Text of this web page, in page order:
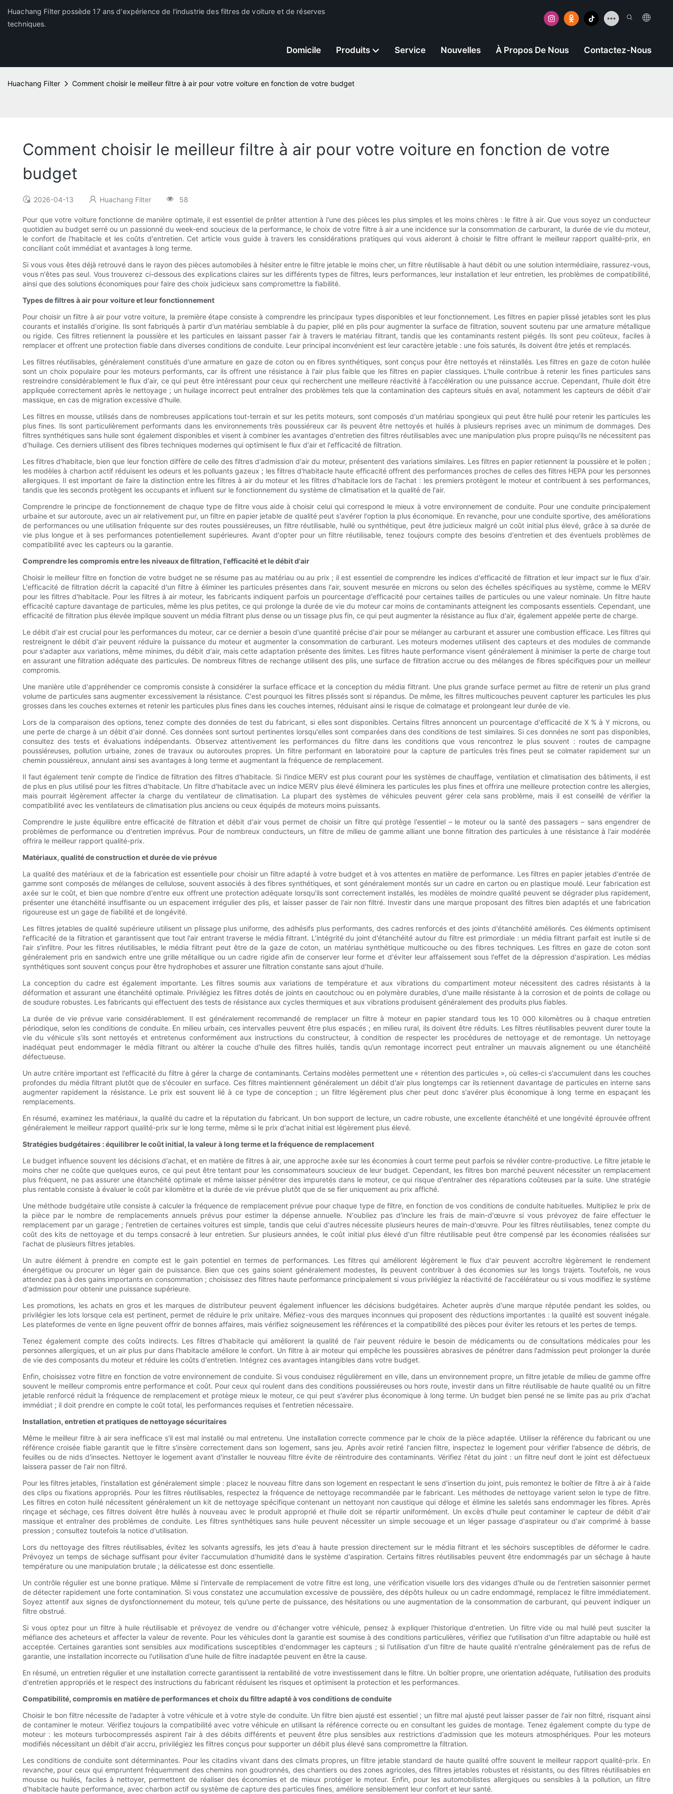
Huachang Filter possède 17 ans d'expérience de l'industrie des filtres de voiture et de réserves
techniques.
Domicile Produits Service Nouvelles À Propos De Nous Contactez-Nous
Huachang Filter Comment choisir le meilleur filtre à air pour votre voiture en fonction de votre budget
Comment choisir le meilleur filtre à air pour votre voiture en fonction de votre
budget
2026-04-13 Huachang Filter 58
Pour que votre voiture fonctionne de manière optimale, il est essentiel de prêter attention à l'une des pièces les plus simples et les moins chères : le filtre à air. Que vous soyez un conducteur
quotidien au budget serré ou un passionné du week-end soucieux de la performance, le choix de votre filtre à air a une incidence sur la consommation de carburant, la durée de vie du moteur,
le confort de l'habitacle et les coûts d'entretien. Cet article vous guide à travers les considérations pratiques qui vous aideront à choisir le filtre offrant le meilleur rapport qualité-prix, en
conciliant coût immédiat et avantages à long terme.
Si vous vous êtes déjà retrouvé dans le rayon des pièces automobiles à hésiter entre le filtre jetable le moins cher, un filtre réutilisable à haut débit ou une solution intermédiaire, rassurez-vous,
vous n'êtes pas seul. Vous trouverez ci-dessous des explications claires sur les différents types de filtres, leurs performances, leur installation et leur entretien, les problèmes de compatibilité,
ainsi que des solutions économiques pour faire des choix judicieux sans compromettre la fiabilité.
Types de filtres à air pour voiture et leur fonctionnement
Pour choisir un filtre à air pour votre voiture, la première étape consiste à comprendre les principaux types disponibles et leur fonctionnement. Les filtres en papier plissé jetables sont les plus
courants et installés d'origine. Ils sont fabriqués à partir d'un matériau semblable à du papier, plié en plis pour augmenter la surface de filtration, souvent soutenu par une armature métallique
ou rigide. Ces filtres retiennent la poussière et les particules en laissant passer l'air à travers le matériau filtrant, tandis que les contaminants restent piégés. Ils sont peu coûteux, faciles à
remplacer et offrent une protection fiable dans diverses conditions de conduite. Leur principal inconvénient est leur caractère jetable : une fois saturés, ils doivent être jetés et remplacés.
Les filtres réutilisables, généralement constitués d'une armature en gaze de coton ou en fibres synthétiques, sont conçus pour être nettoyés et réinstallés. Les filtres en gaze de coton huilée
sont un choix populaire pour les moteurs performants, car ils offrent une résistance à l'air plus faible que les filtres en papier classiques. L'huile contribue à retenir les fines particules sans
restreindre considérablement le flux d'air, ce qui peut être intéressant pour ceux qui recherchent une meilleure réactivité à l'accélération ou une puissance accrue. Cependant, l'huile doit être
appliquée correctement après le nettoyage ; un huilage incorrect peut entraîner des problèmes tels que la contamination des capteurs situés en aval, notamment les capteurs de débit d'air
massique, en cas de migration excessive d'huile.
Les filtres en mousse, utilisés dans de nombreuses applications tout-terrain et sur les petits moteurs, sont composés d'un matériau spongieux qui peut être huilé pour retenir les particules les
plus fines. Ils sont particulièrement performants dans les environnements très poussiéreux car ils peuvent être nettoyés et huilés à plusieurs reprises avec un minimum de dommages. Des
filtres synthétiques sans huile sont également disponibles et visent à combiner les avantages d'entretien des filtres réutilisables avec une manipulation plus propre puisqu'ils ne nécessitent pas
d'huilage. Ces derniers utilisent des fibres techniques modernes qui optimisent le flux d'air et l'efficacité de filtration.
Les filtres d'habitacle, bien que leur fonction diffère de celle des filtres d'admission d'air du moteur, présentent des variations similaires. Les filtres en papier retiennent la poussière et le pollen ;
les modèles à charbon actif réduisent les odeurs et les polluants gazeux ; les filtres d'habitacle haute efficacité offrent des performances proches de celles des filtres HEPA pour les personnes
allergiques. Il est important de faire la distinction entre les filtres à air du moteur et les filtres d'habitacle lors de l'achat : les premiers protègent le moteur et contribuent à ses performances,
tandis que les seconds protègent les occupants et influent sur le fonctionnement du système de climatisation et la qualité de l'air.
Comprendre le principe de fonctionnement de chaque type de filtre vous aide à choisir celui qui correspond le mieux à votre environnement de conduite. Pour une conduite principalement
urbaine et sur autoroute, avec un air relativement pur, un filtre en papier jetable de qualité peut s'avérer l'option la plus économique. En revanche, pour une conduite sportive, des améliorations
de performances ou une utilisation fréquente sur des routes poussiéreuses, un filtre réutilisable, huilé ou synthétique, peut être judicieux malgré un coût initial plus élevé, grâce à sa durée de
vie plus longue et à ses performances potentiellement supérieures. Avant d'opter pour un filtre réutilisable, tenez toujours compte des besoins d'entretien et des éventuels problèmes de
compatibilité avec les capteurs ou la garantie.
Comprendre les compromis entre les niveaux de filtration, l'efficacité et le débit d'air
Choisir le meilleur filtre en fonction de votre budget ne se résume pas au matériau ou au prix ; il est essentiel de comprendre les indices d'efficacité de filtration et leur impact sur le flux d'air.
L'efficacité de filtration décrit la capacité d'un filtre à éliminer les particules présentes dans l'air, souvent mesurée en microns ou selon des échelles spécifiques au système, comme le MERV
pour les filtres d'habitacle. Pour les filtres à air moteur, les fabricants indiquent parfois un pourcentage d'efficacité pour certaines tailles de particules ou une valeur nominale. Un filtre haute
efficacité capture davantage de particules, même les plus petites, ce qui prolonge la durée de vie du moteur car moins de contaminants atteignent les composants essentiels. Cependant, une
efficacité de filtration plus élevée implique souvent un média filtrant plus dense ou un tissage plus fin, ce qui peut augmenter la résistance au flux d'air, également appelée perte de charge.
Le débit d'air est crucial pour les performances du moteur, car ce dernier a besoin d'une quantité précise d'air pour se mélanger au carburant et assurer une combustion efficace. Les filtres qui
restreignent le débit d'air peuvent réduire la puissance du moteur et augmenter la consommation de carburant. Les moteurs modernes utilisent des capteurs et des modules de commande
pour s'adapter aux variations, même minimes, du débit d'air, mais cette adaptation présente des limites. Les filtres haute performance visent généralement à minimiser la perte de charge tout
en assurant une filtration adéquate des particules. De nombreux filtres de rechange utilisent des plis, une surface de filtration accrue ou des mélanges de fibres spécifiques pour un meilleur
compromis.
Une manière utile d'appréhender ce compromis consiste à considérer la surface efficace et la conception du média filtrant. Une plus grande surface permet au filtre de retenir un plus grand
volume de particules sans augmenter excessivement la résistance. C'est pourquoi les filtres plissés sont si répandus. De même, les filtres multicouches peuvent capturer les particules les plus
grosses dans les couches externes et retenir les particules plus fines dans les couches internes, réduisant ainsi le risque de colmatage et prolongeant leur durée de vie.
Lors de la comparaison des options, tenez compte des données de test du fabricant, si elles sont disponibles. Certains filtres annoncent un pourcentage d'efficacité de X % à Y microns, ou
une perte de charge à un débit d'air donné. Ces données sont surtout pertinentes lorsqu'elles sont comparées dans des conditions de test similaires. Si ces données ne sont pas disponibles,
consultez des tests et évaluations indépendants. Observez attentivement les performances du filtre dans les conditions que vous rencontrez le plus souvent : routes de campagne
poussiéreuses, pollution urbaine, zones de travaux ou autoroutes propres. Un filtre performant en laboratoire pour la capture de particules très fines peut se colmater rapidement sur un
chemin poussiéreux, annulant ainsi ses avantages à long terme et augmentant la fréquence de remplacement.
Il faut également tenir compte de l'indice de filtration des filtres d'habitacle. Si l'indice MERV est plus courant pour les systèmes de chauffage, ventilation et climatisation des bâtiments, il est
de plus en plus utilisé pour les filtres d'habitacle. Un filtre d'habitacle avec un indice MERV plus élevé éliminera les particules les plus fines et offrira une meilleure protection contre les allergies,
mais pourrait légèrement affecter la charge du ventilateur de climatisation. La plupart des systèmes de véhicules peuvent gérer cela sans problème, mais il est conseillé de vérifier la
compatibilité avec les ventilateurs de climatisation plus anciens ou ceux équipés de moteurs moins puissants.
Comprendre le juste équilibre entre efficacité de filtration et débit d'air vous permet de choisir un filtre qui protège l'essentiel – le moteur ou la santé des passagers – sans engendrer de
problèmes de performance ou d'entretien imprévus. Pour de nombreux conducteurs, un filtre de milieu de gamme alliant une bonne filtration des particules à une résistance à l'air modérée
offrira le meilleur rapport qualité-prix.
Matériaux, qualité de construction et durée de vie prévue
La qualité des matériaux et de la fabrication est essentielle pour choisir un filtre adapté à votre budget et à vos attentes en matière de performance. Les filtres en papier jetables d'entrée de
gamme sont composés de mélanges de cellulose, souvent associés à des fibres synthétiques, et sont généralement montés sur un cadre en carton ou en plastique moulé. Leur fabrication est
axée sur le coût, et bien que nombre d'entre eux offrent une protection adéquate lorsqu'ils sont correctement installés, les modèles de moindre qualité peuvent se dégrader plus rapidement,
présenter une étanchéité insuffisante ou un espacement irrégulier des plis, et laisser passer de l'air non filtré. Investir dans une marque proposant des filtres bien adaptés et une fabrication
rigoureuse est un gage de fiabilité et de longévité.
Les filtres jetables de qualité supérieure utilisent un plissage plus uniforme, des adhésifs plus performants, des cadres renforcés et des joints d'étanchéité améliorés. Ces éléments optimisent
l'efficacité de la filtration et garantissent que tout l'air entrant traverse le média filtrant. L'intégrité du joint d'étanchéité autour du filtre est primordiale : un média filtrant parfait est inutile si de
l'air s'infiltre. Pour les filtres réutilisables, le média filtrant peut être de la gaze de coton, un matériau synthétique multicouche ou des fibres techniques. Les filtres en gaze de coton sont
généralement pris en sandwich entre une grille métallique ou un cadre rigide afin de conserver leur forme et d'éviter leur affaissement sous l'effet de la dépression d'aspiration. Les médias
synthétiques sont souvent conçus pour être hydrophobes et assurer une filtration constante sans ajout d'huile.
La conception du cadre est également importante. Les filtres soumis aux variations de température et aux vibrations du compartiment moteur nécessitent des cadres résistants à la
déformation et assurant une étanchéité optimale. Privilégiez les filtres dotés de joints en caoutchouc ou en polymère durables, d'une maille résistante à la corrosion et de points de collage ou
de soudure robustes. Les fabricants qui effectuent des tests de résistance aux cycles thermiques et aux vibrations produisent généralement des produits plus fiables.
La durée de vie prévue varie considérablement. Il est généralement recommandé de remplacer un filtre à moteur en papier standard tous les 10 000 kilomètres ou à chaque entretien
périodique, selon les conditions de conduite. En milieu urbain, ces intervalles peuvent être plus espacés ; en milieu rural, ils doivent être réduits. Les filtres réutilisables peuvent durer toute la
vie du véhicule s’ils sont nettoyés et entretenus conformément aux instructions du constructeur, à condition de respecter les procédures de nettoyage et de remontage. Un nettoyage
inadéquat peut endommager le média filtrant ou altérer la couche d’huile des filtres huilés, tandis qu’un remontage incorrect peut entraîner un mauvais alignement ou une étanchéité
défectueuse.
Un autre critère important est l'efficacité du filtre à gérer la charge de contaminants. Certains modèles permettent une « rétention des particules », où celles-ci s'accumulent dans les couches
profondes du média filtrant plutôt que de s'écouler en surface. Ces filtres maintiennent généralement un débit d'air plus longtemps car ils retiennent davantage de particules en interne sans
augmenter rapidement la résistance. Le prix est souvent lié à ce type de conception ; un filtre légèrement plus cher peut donc s'avérer plus économique à long terme en espaçant les
remplacements.
En résumé, examinez les matériaux, la qualité du cadre et la réputation du fabricant. Un bon support de lecture, un cadre robuste, une excellente étanchéité et une longévité éprouvée offrent
généralement le meilleur rapport qualité-prix sur le long terme, même si le prix d'achat initial est légèrement plus élevé.
Stratégies budgétaires : équilibrer le coût initial, la valeur à long terme et la fréquence de remplacement
Le budget influence souvent les décisions d'achat, et en matière de filtres à air, une approche axée sur les économies à court terme peut parfois se révéler contre-productive. Le filtre jetable le
moins cher ne coûte que quelques euros, ce qui peut être tentant pour les consommateurs soucieux de leur budget. Cependant, les filtres bon marché peuvent nécessiter un remplacement
plus fréquent, ne pas assurer une étanchéité optimale et même laisser pénétrer des impuretés dans le moteur, ce qui risque d'entraîner des réparations coûteuses par la suite. Une stratégie
plus rentable consiste à évaluer le coût par kilomètre et la durée de vie prévue plutôt que de se fier uniquement au prix affiché.
Une méthode budgétaire utile consiste à calculer la fréquence de remplacement prévue pour chaque type de filtre, en fonction de vos conditions de conduite habituelles. Multipliez le prix de
la pièce par le nombre de remplacements annuels prévus pour estimer la dépense annuelle. N'oubliez pas d'inclure les frais de main-d'œuvre si vous prévoyez de faire effectuer le
remplacement par un garage ; l'entretien de certaines voitures est simple, tandis que celui d'autres nécessite plusieurs heures de main-d'œuvre. Pour les filtres réutilisables, tenez compte du
coût des kits de nettoyage et du temps consacré à leur entretien. Sur plusieurs années, le coût initial plus élevé d'un filtre réutilisable peut être compensé par les économies réalisées sur
l'achat de plusieurs filtres jetables.
Un autre élément à prendre en compte est le gain potentiel en termes de performances. Les filtres qui améliorent légèrement le flux d'air peuvent accroître légèrement le rendement
énergétique ou procurer un léger gain de puissance. Bien que ces gains soient généralement modestes, ils peuvent contribuer à des économies sur les longs trajets. Toutefois, ne vous
attendez pas à des gains importants en consommation ; choisissez des filtres haute performance principalement si vous privilégiez la réactivité de l'accélérateur ou si vous modifiez le système
d'admission pour obtenir une puissance supérieure.
Les promotions, les achats en gros et les marques de distributeur peuvent également influencer les décisions budgétaires. Acheter auprès d'une marque réputée pendant les soldes, ou
privilégier les lots lorsque cela est pertinent, permet de réduire le prix unitaire. Méfiez-vous des marques inconnues qui proposent des réductions importantes : la qualité est souvent inégale.
Les plateformes de vente en ligne peuvent offrir de bonnes affaires, mais vérifiez soigneusement les références et la compatibilité des pièces pour éviter les retours et les pertes de temps.
Tenez également compte des coûts indirects. Les filtres d'habitacle qui améliorent la qualité de l'air peuvent réduire le besoin de médicaments ou de consultations médicales pour les
personnes allergiques, et un air plus pur dans l'habitacle améliore le confort. Un filtre à air moteur qui empêche les poussières abrasives de pénétrer dans l'admission peut prolonger la durée
de vie des composants du moteur et réduire les coûts d'entretien. Intégrez ces avantages intangibles dans votre budget.
Enfin, choisissez votre filtre en fonction de votre environnement de conduite. Si vous conduisez régulièrement en ville, dans un environnement propre, un filtre jetable de milieu de gamme offre
souvent le meilleur compromis entre performance et coût. Pour ceux qui roulent dans des conditions poussiéreuses ou hors route, investir dans un filtre réutilisable de haute qualité ou un filtre
jetable renforcé réduit la fréquence de remplacement et protège mieux le moteur, ce qui peut s'avérer plus économique à long terme. Un budget bien pensé ne se limite pas au prix d'achat
immédiat ; il doit prendre en compte le coût total, les performances requises et l'entretien nécessaire.
Installation, entretien et pratiques de nettoyage sécuritaires
Même le meilleur filtre à air sera inefficace s'il est mal installé ou mal entretenu. Une installation correcte commence par le choix de la pièce adaptée. Utiliser la référence du fabricant ou une
référence croisée fiable garantit que le filtre s'insère correctement dans son logement, sans jeu. Après avoir retiré l'ancien filtre, inspectez le logement pour vérifier l'absence de débris, de
feuilles ou de nids d'insectes. Nettoyer le logement avant d'installer le nouveau filtre évite de réintroduire des contaminants. Vérifiez l'état du joint : un filtre neuf dont le joint est défectueux
laissera passer de l'air non filtré.
Pour les filtres jetables, l'installation est généralement simple : placez le nouveau filtre dans son logement en respectant le sens d'insertion du joint, puis remontez le boîtier de filtre à air à l'aide
des clips ou fixations appropriés. Pour les filtres réutilisables, respectez la fréquence de nettoyage recommandée par le fabricant. Les méthodes de nettoyage varient selon le type de filtre.
Les filtres en coton huilé nécessitent généralement un kit de nettoyage spécifique contenant un nettoyant non caustique qui déloge et élimine les saletés sans endommager les fibres. Après
rinçage et séchage, ces filtres doivent être huilés à nouveau avec le produit approprié et l'huile doit se répartir uniformément. Un excès d'huile peut contaminer le capteur de débit d'air
massique et entraîner des problèmes de conduite. Les filtres synthétiques sans huile peuvent nécessiter un simple secouage et un léger passage d'aspirateur ou d'air comprimé à basse
pression ; consultez toutefois la notice d'utilisation.
Lors du nettoyage des filtres réutilisables, évitez les solvants agressifs, les jets d'eau à haute pression directement sur le média filtrant et les séchoirs susceptibles de déformer le cadre.
Prévoyez un temps de séchage suffisant pour éviter l'accumulation d'humidité dans le système d'aspiration. Certains filtres réutilisables peuvent être endommagés par un séchage à haute
température ou une manipulation brutale ; la délicatesse est donc essentielle.
Un contrôle régulier est une bonne pratique. Même si l'intervalle de remplacement de votre filtre est long, une vérification visuelle lors des vidanges d'huile ou de l'entretien saisonnier permet
de détecter rapidement une forte contamination. Si vous constatez une accumulation excessive de poussière, des dépôts huileux ou un cadre endommagé, remplacez le filtre immédiatement.
Soyez attentif aux signes de dysfonctionnement du moteur, tels qu'une perte de puissance, des hésitations ou une augmentation de la consommation de carburant, qui peuvent indiquer un
filtre obstrué.
Si vous optez pour un filtre à huile réutilisable et prévoyez de vendre ou d'échanger votre véhicule, pensez à expliquer l'historique d'entretien. Un filtre vide ou mal huilé peut susciter la
méfiance des acheteurs et affecter la valeur de revente. Pour les véhicules dont la garantie est soumise à des conditions particulières, vérifiez que l'utilisation d'un filtre adaptable ou huilé est
acceptée. Certaines garanties sont sensibles aux modifications susceptibles d'endommager les capteurs ; si l'utilisation d'un filtre de haute qualité n'entraîne généralement pas de refus de
garantie, une installation incorrecte ou l'utilisation d'une huile de filtre inadaptée peuvent en être la cause.
En résumé, un entretien régulier et une installation correcte garantissent la rentabilité de votre investissement dans le filtre. Un boîtier propre, une orientation adéquate, l'utilisation des produits
d'entretien appropriés et le respect des instructions du fabricant réduisent les risques et optimisent la protection et les performances.
Compatibilité, compromis en matière de performances et choix du filtre adapté à vos conditions de conduite
Choisir le bon filtre nécessite de l'adapter à votre véhicule et à votre style de conduite. Un filtre bien ajusté est essentiel ; un filtre mal ajusté peut laisser passer de l'air non filtré, risquant ainsi
de contaminer le moteur. Vérifiez toujours la compatibilité avec votre véhicule en utilisant la référence correcte ou en consultant les guides de montage. Tenez également compte du type de
moteur : les moteurs turbocompressés aspirent l'air à des débits différents et peuvent être plus sensibles aux restrictions d'admission que les moteurs atmosphériques. Pour les moteurs
modifiés nécessitant un débit d'air accru, privilégiez les filtres conçus pour supporter un débit plus élevé sans compromettre la filtration.
Les conditions de conduite sont déterminantes. Pour les citadins vivant dans des climats propres, un filtre jetable standard de haute qualité offre souvent le meilleur rapport qualité-prix. En
revanche, pour ceux qui empruntent fréquemment des chemins non goudronnés, des chantiers ou des zones agricoles, des filtres jetables robustes et résistants, ou des filtres réutilisables en
mousse ou huilés, faciles à nettoyer, permettent de réaliser des économies et de mieux protéger le moteur. Enfin, pour les automobilistes allergiques ou sensibles à la pollution, un filtre
d'habitacle haute performance, avec charbon actif ou système de capture des particules fines, améliore sensiblement leur confort et leur santé.